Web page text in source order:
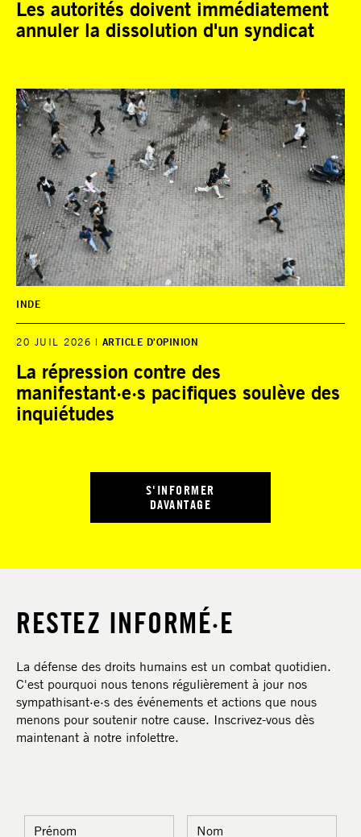
Les autorités doivent immédiatement
annuler la dissolution d'un syndicat
INDE
20 JUIL 2026 ARTICLE D'OPINION
La répression contre des
manifestant·e·s pacifiques soulève des
inquiétudes
S'INFORMER
DAVANTAGE
RESTEZ INFORMÉ·E
La défense des droits humains est un combat quotidien.
C'est pourquoi nous tenons régulièrement à jour nos
sympathisant·e·s des événements et actions que nous
menons pour soutenir notre cause. Inscrivez-vous dès
maintenant à notre infolettre.